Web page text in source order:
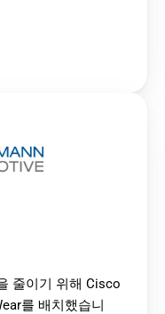
줄이기 위해 Cisco
를 배치했습니